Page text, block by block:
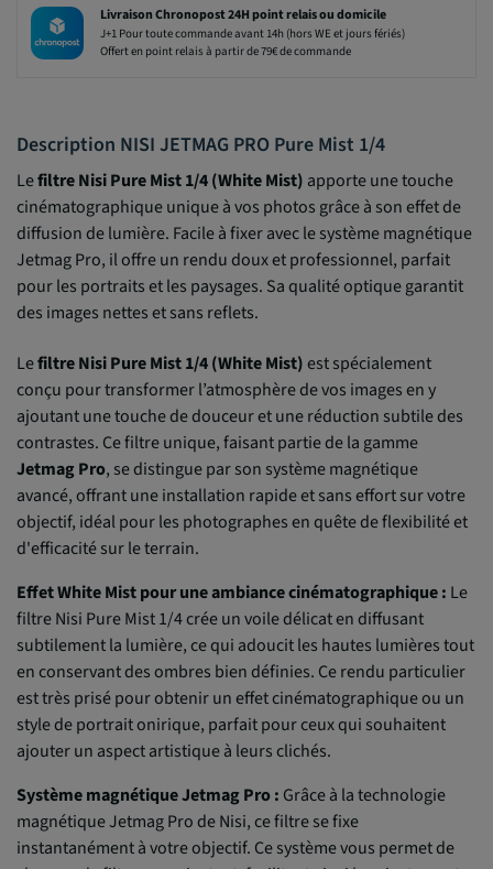
Livraison Chronopost 24H point relais ou domicile
J+1 Pour toute commande avant 14h (hors WE et jours fériés)
Offert en point relais à partir de 79€ de commande
Description NISI JETMAG PRO Pure Mist 1/4
Lefiltre Nisi Pure Mist 1/4 (White Mist) apporte une touche
cinématographique unique à vos photos grâce à son effet de
diffusion de lumière. Facile à fixer avec le système magnétique
Jetmag Pro, il offre un rendu doux et professionnel, parfait
pour les portraits et les paysages. Sa qualité optique garantit
des images nettes et sans reflets.
Lefiltre Nisi Pure Mist 1/4 (White Mist)est spécialement
conçu pour transformer l’atmosphère de vos images en y
ajoutant une touche de douceur et une réduction subtile des
contrastes. Ce filtre unique, faisant partie de la gamme
Jetmag Pro, se distingue par son système magnétique
avancé, offrant une installation rapide et sans effort sur votre
objectif, idéal pour les photographes en quête de flexibilité et
d'efficacité sur le terrain.
Effet White Mist pour une ambiance cinématographique : Le
filtre Nisi Pure Mist 1/4 crée un voile délicat en diffusant
subtilement la lumière, ce qui adoucit les hautes lumières tout
en conservant des ombres bien définies. Ce rendu particulier
est très prisé pour obtenir un effet cinématographique ou un
style de portrait onirique, parfait pour ceux qui souhaitent
ajouter un aspect artistique à leurs clichés.
Système magnétique Jetmag Pro : Grâce à la technologie
magnétique Jetmag Pro de Nisi, ce filtre se fixe
instantanément à votre objectif. Ce système vous permet de